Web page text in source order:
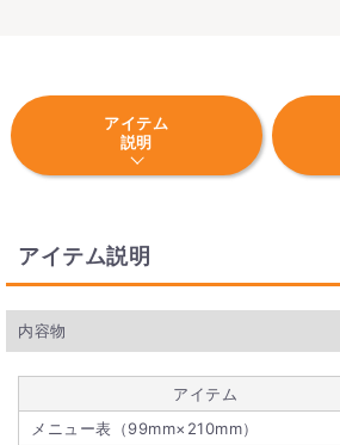
アイテム
説明
アイテム説明
内容物
アイテム
メニュー表（99mm×210mm）